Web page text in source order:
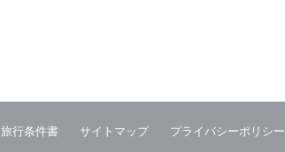
旅行条件書 サイトマップ プライバシーポリシー